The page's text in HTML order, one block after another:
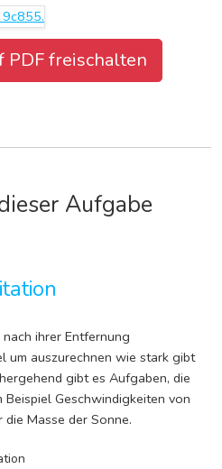
PDF freischalten
Aufgabe
ihrer Entfernung
um auszurechnen wie stark gibt
gibt es Aufgaben, die
Geschwindigkeiten von
Masse der Sonne.